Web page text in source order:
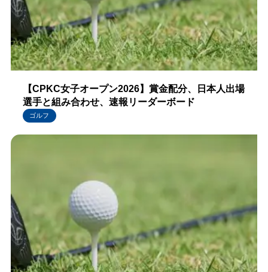
【CPKC女子オープン2026】賞金配分、日本人出場
選手と組み合わせ、速報リーダーボード
ゴルフ